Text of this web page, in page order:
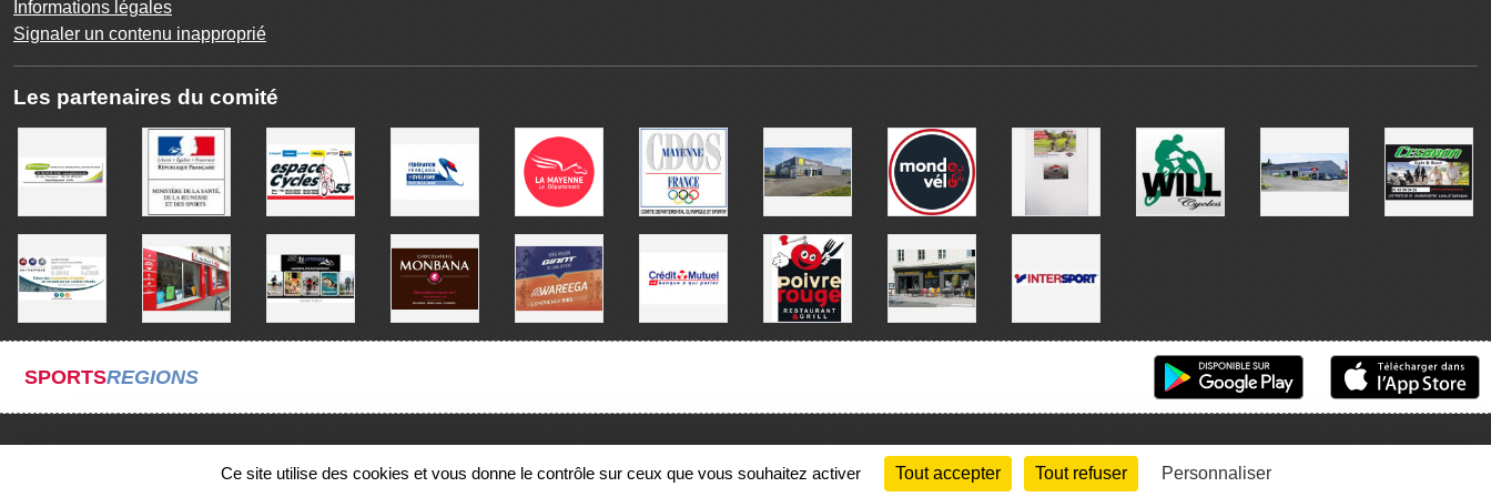
Informations légales
Signaler un contenu inapproprié
Les partenaires du comité
SPORTSREGIONS
Gestion des cookies
Ce site utilise des cookies et vous donne le contrôle sur ceux que vous souhaitez activer Tout accepter Tout refuser Personnaliser